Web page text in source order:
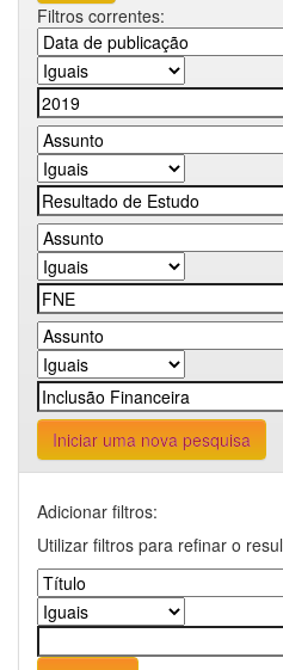
Filtros correntes:
Iniciar uma nova pesquisa
Adicionar filtros:
Utilizar filtros para refinar o